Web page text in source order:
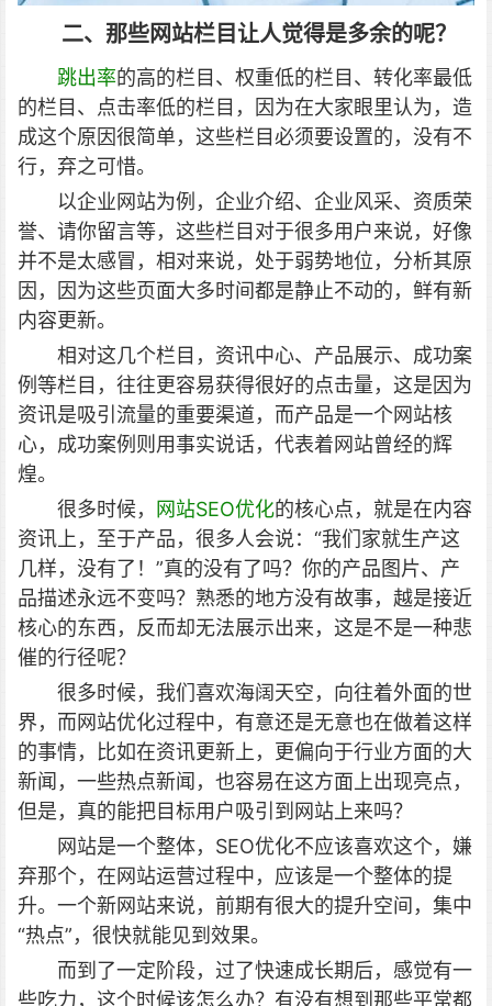
二、那些网站栏目让人觉得是多余的呢？
跳出率的高的栏目、权重低的栏目、转化率最低
的栏目、点击率低的栏目，因为在大家眼里认为，造
成这个原因很简单，这些栏目必须要设置的，没有不
行，弃之可惜。
以企业网站为例，企业介绍、企业风采、资质荣
誉、请你留言等，这些栏目对于很多用户来说，好像
并不是太感冒，相对来说，处于弱势地位，分析其原
因，因为这些页面大多时间都是静止不动的，鲜有新
内容更新。
相对这几个栏目，资讯中心、产品展示、成功案
例等栏目，往往更容易获得很好的点击量，这是因为
资讯是吸引流量的重要渠道，而产品是一个网站核
心，成功案例则用事实说话，代表着网站曾经的辉
煌。
很多时候，
网站SEO优化的核心点，就是在内容
资讯上，至于产品，很多人会说：“我们家就生产这
几样，没有了！”真的没有了吗？你的产品图片、产
品描述永远不变吗？熟悉的地方没有故事，越是接近
核心的东西，反而却无法展示出来，这是不是一种悲
催的行径呢？
很多时候，我们喜欢海阔天空，向往着外面的世
界，而网站优化过程中，有意还是无意也在做着这样
的事情，比如在资讯更新上，更偏向于行业方面的大
新闻，一些热点新闻，也容易在这方面上出现亮点，
但是，真的能把目标用户吸引到网站上来吗？
网站是一个整体，SEO优化不应该喜欢这个，嫌
弃那个，在网站运营过程中，应该是一个整体的提
升。一个新网站来说，前期有很大的提升空间，集中
“热点”，很快就能见到效果。
而到了一定阶段，过了快速成长期后，感觉有一
些吃力，这个时候该怎么办？有没有想到那些平常都